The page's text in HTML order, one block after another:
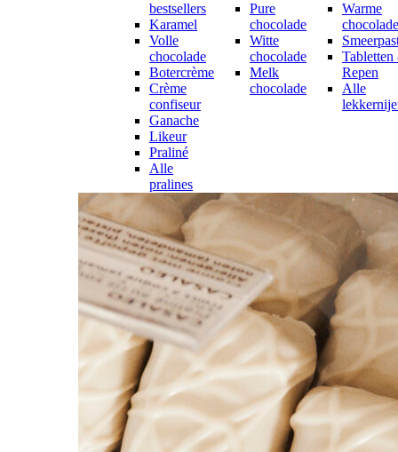
bestsellers
Karamel
Volle
chocolade
Botercrème
Crème
confiseur
Ganache
Likeur
Praliné
Alle
pralines
Pure
chocolade
Witte
chocolade
Melk
chocolade
Warme
Repen
Alle